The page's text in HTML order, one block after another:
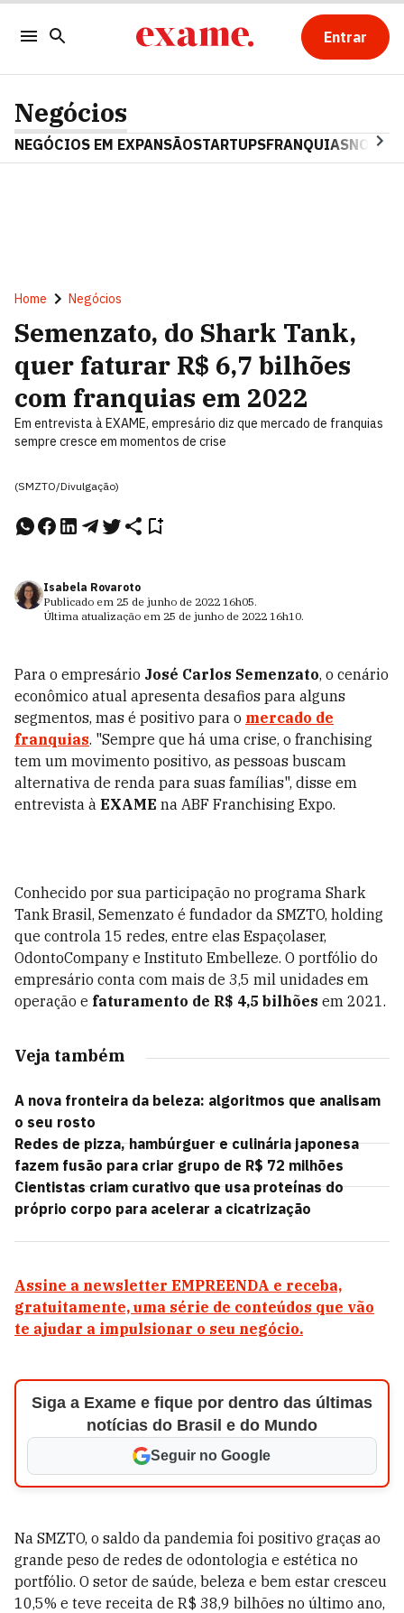
Entrar
Negócios
NEGÓCIOS EM EXPANSÃOSTARTUPSFRANQUIAS
Home Negócios
Semenzato, do Shark Tank,
quer faturar R$ 6,7 bilhões
com franquias em 2022
Em entrevista à EXAME, empresário diz que mercado de franquias
sempre cresce em momentos de crise
(SMZTO/Divulgação)
Isabela Rovaroto
Publicado em 25 de junho de 2022 16h05.
Última atualização em 25 de junho de 2022 16h10.
Para o empresário José Carlos Semenzato, o cenário
econômico atual apresenta desafios para alguns
segmentos, mas é positivo para o mercado de
franquias. "Sempre que há uma crise, o franchising
tem um movimento positivo, as pessoas buscam
alternativa de renda para suas famílias", disse em
entrevista à EXAME na ABF Franchising Expo.
Conhecido por sua participação no programa Shark
Tank Brasil, Semenzato é fundador da SMZTO, holding
que controla 15 redes, entre elas Espaçolaser,
OdontoCompany e Instituto Embelleze. O portfólio do
empresário conta com mais de 3,5 mil unidades em
operação e faturamento de R$ 4,5 bilhões em 2021.
Veja também
A nova fronteira da beleza: algoritmos que analisam
o seu rosto
Redes de pizza, hambúrguer e culinária japonesa
fazem fusão para criar grupo de R$ 72 milhões
Cientistas criam curativo que usa proteínas do
próprio corpo para acelerar a cicatrização
Assine a newsletter EMPREENDA e receba,
gratuitamente, uma série de conteúdos que vão
te ajudar a impulsionar o seu negócio.
Siga a Exame e fique por dentro das últimas
notícias do Brasil e do Mundo
Seguir no Google
Na SMZTO, o saldo da pandemia foi positivo graças ao
grande peso de redes de odontologia e estética no
portfólio. O setor de saúde, beleza e bem estar cresceu
10,5% e teve receita de R$ 38,9 bilhões no último ano,